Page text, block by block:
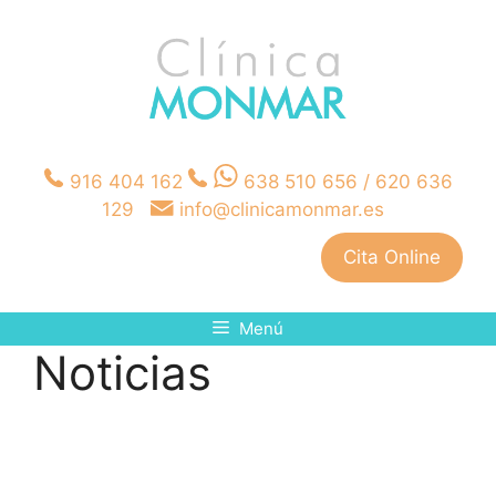
916 404 162 638 510 656 / 620 636
129
info@clinicamonmar.es
Cita Online
Menú
Noticias